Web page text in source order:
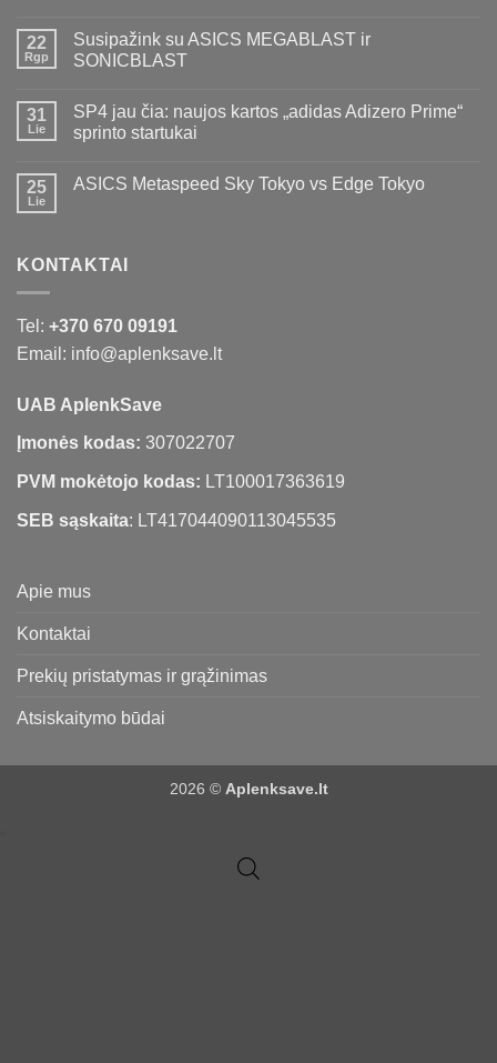
22
Rgp
Susipažink su ASICS MEGABLAST ir
SONICBLAST
31
Lie
SP4 jau čia: naujos kartos „adidas Adizero Prime“
sprinto startukai
25
Lie
ASICS Metaspeed Sky Tokyo vs Edge Tokyo
KONTAKTAI
Tel: +370 670 09191
Email: info@aplenksave.lt
UAB AplenkSave
Įmonės kodas: 307022707
PVM mokėtojo kodas: LT100017363619
SEB sąskaita: LT417044090113045535
Apie mus
Kontaktai
Prekių pristatymas ir grąžinimas
Atsiskaitymo būdai
2026 © Aplenksave.lt